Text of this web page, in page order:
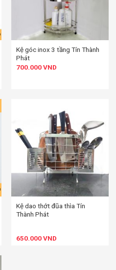
Kệ góc inox 3 tầng Tín Thành
Phát
700.000VND
Kệ dao thớt đũa thìa Tín
Thành Phát
650.000VND